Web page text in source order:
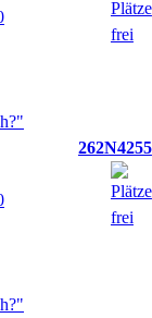
262N4255